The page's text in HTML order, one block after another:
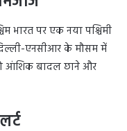
भारत पर एक नया पश्चिमी
एनसीआर के मौसम में
आंशिक बादल छाने और